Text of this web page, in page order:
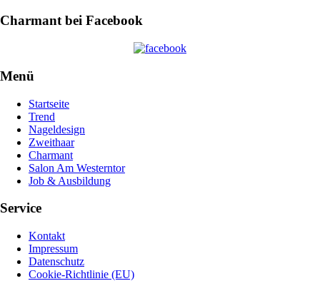
Charmant bei Facebook
Menü
Startseite
Trend
Nageldesign
Zweithaar
Charmant
Salon Am Westerntor
Job & Ausbildung
Service
Kontakt
Impressum
Datenschutz
Cookie-Richtlinie (EU)